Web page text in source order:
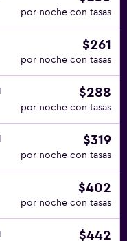
por noche con tasas
$261
por noche con tasas
$288
por noche con tasas
$319
por noche con tasas
$402
por noche con tasas
$442